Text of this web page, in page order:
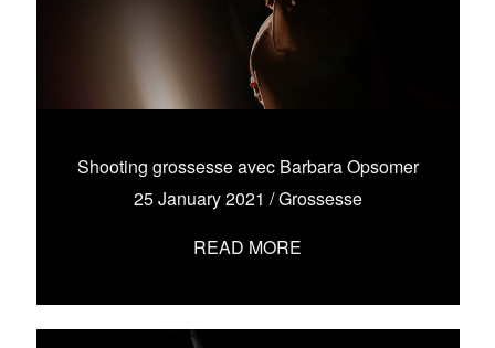
Shooting grossesse avec Barbara Opsomer
25 January 2021 /Grossesse
READ MORE